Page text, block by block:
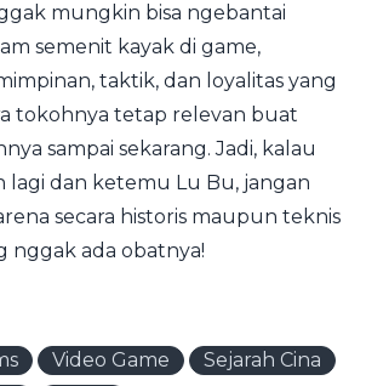
mungkin bisa ngebantai
semenit kayak di game,
taktik, dan loyalitas yang
tokohnya tetap relevan buat
sampai sekarang. Jadi, kalau
lagi dan ketemu Lu Bu, jangan
secara historis maupun teknis
nggak ada obatnya!
Video Game
Sejarah Cina